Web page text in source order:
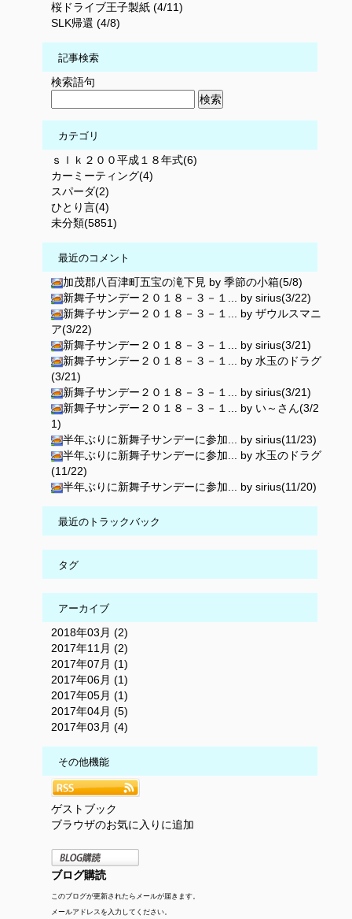
桜ドライブ王子製紙 (4/11)
SLK帰還 (4/8)
記事検索
検索語句
カテゴリ
ｓｌｋ２００平成１８年式(6)
カーミーティング(4)
スパーダ(2)
ひとり言(4)
未分類(5851)
最近のコメント
加茂郡八百津町五宝の滝下見 by 季節の小箱(5/8)
新舞子サンデー２０１８－３－１... by sirius(3/22)
新舞子サンデー２０１８－３－１... by ザウルスマニ
ア(3/22)
新舞子サンデー２０１８－３－１... by sirius(3/21)
新舞子サンデー２０１８－３－１... by 水玉のドラグ
(3/21)
新舞子サンデー２０１８－３－１... by sirius(3/21)
新舞子サンデー２０１８－３－１... by い～さん(3/2
1)
半年ぶりに新舞子サンデーに参加... by sirius(11/23)
半年ぶりに新舞子サンデーに参加... by 水玉のドラグ
(11/22)
半年ぶりに新舞子サンデーに参加... by sirius(11/20)
最近のトラックバック
タグ
アーカイブ
2018年03月 (2)
2017年11月 (2)
2017年07月 (1)
2017年06月 (1)
2017年05月 (1)
2017年04月 (5)
2017年03月 (4)
その他機能
ゲストブック
ブラウザのお気に入りに追加
ブログ購読
このブログが更新されたらメールが届きます。
メールアドレスを入力してください。